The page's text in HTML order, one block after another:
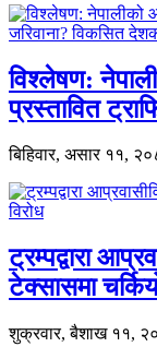
विश्लेषण:
प्रस्तावित
बिहिवार, असार ११,
ट्रम्पद्वारा
टेक्सासमा
शुक्रवार, बैशाख ११,